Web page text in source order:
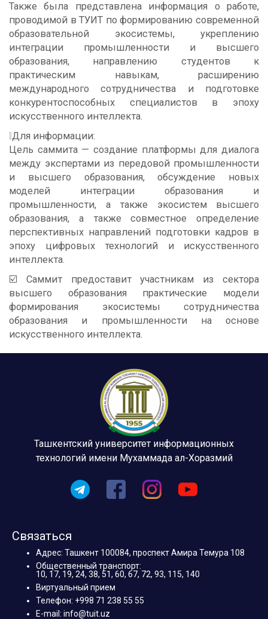
Также была представлена ​​информация о работе,
проводимой в ТУИТ по формированию современной
образовательной экосистемы, укреплению
интеграции промышленности и высшего
образования, направлению студентов к
практическим навыкам, расширению
международного сотрудничества и подготовке
конкурентоспособных специалистов в эпоху
искусственного интеллекта.
❕Для информации:
Цель саммита — создание платформы для диалога
между экспертами из передовой промышленности
и высшего образования, обсуждение новых
моделей интеграции образования и
промышленности, а также экосистем высшего
образования, а также совместное определение
перспективных направлений подготовки кадров в
эпоху цифровых технологий и искусственного
интеллекта.
☑️ Саммит предоставит участникам из сектора
высшего образования практические модели
формирования экосистемы сотрудничества
образования и промышленности на основе
искусственного интеллекта.
Ташкентский университет информационных
технологий имени Мухаммада ал-Хоразмий
Связаться
Адрес: Ташкент 100084, проспект Амира Темура 108
Общественный транспорт:
10, 17, 19, 24, 38, 51, 60, 67, 72, 93, 115, 140
Виртуальный прием
Телефон: +998 71 238 55 55
E-mail: info@tuit.uz